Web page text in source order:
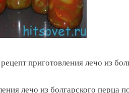
приготовления лечо из
лечо из болгарского перца